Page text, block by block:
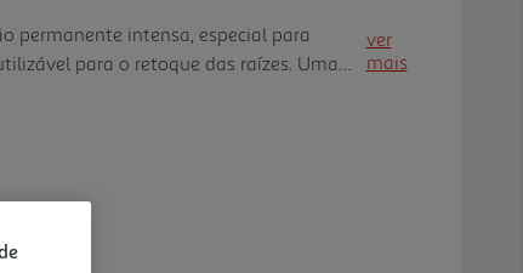
permanente intensa, especial para
para o retoque das raízes. Uma
pincel faz toda a diferença: nenhum
ver
mais